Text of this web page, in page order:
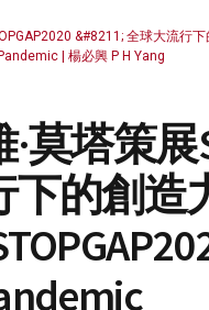
&#8211; 全球大流行
| 楊必興 P H Yang
莫塔策展
的創造